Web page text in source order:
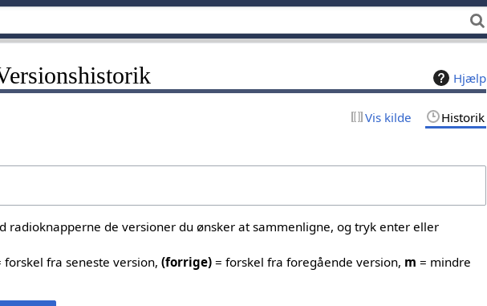
Hjælp
Vis kilde Historik
radioknapperne de versioner du ønsker at sammenligne, og tryk enter eller
forskel fra seneste version,(forrige) = forskel fra foregående version, m = mindre